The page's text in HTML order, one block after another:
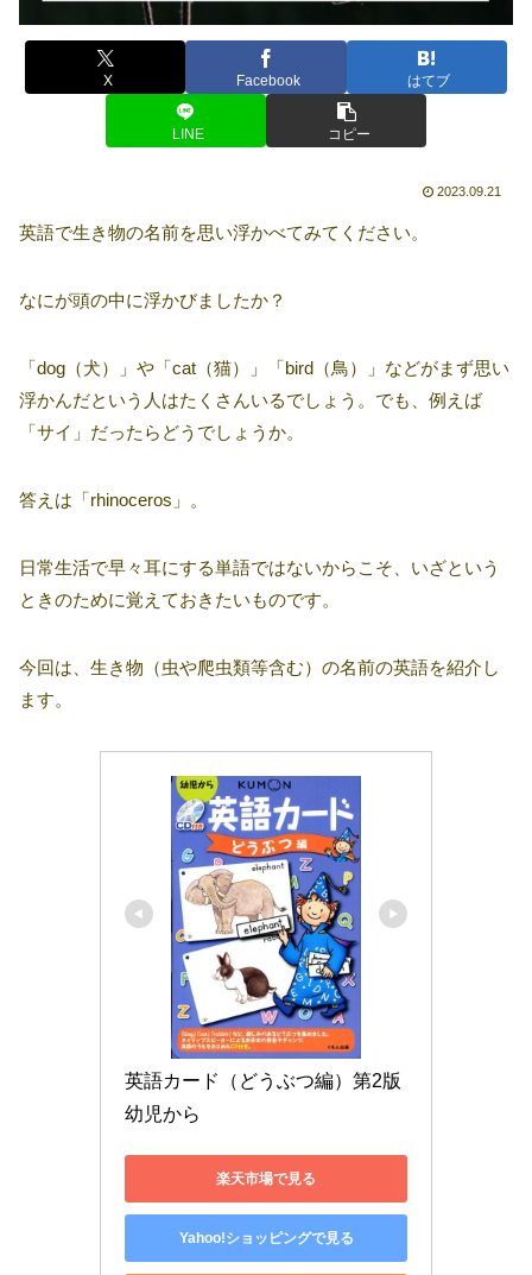
X Facebook はてブ
LINE コピー
2023.09.21
英語で生き物の名前を思い浮かべてみてください。
なにが頭の中に浮かびましたか？
「dog（犬）」や「cat（猫）」「bird（鳥）」などがまず思い
浮かんだという人はたくさんいるでしょう。でも、例えば
「サイ」だったらどうでしょうか。
答えは「rhinoceros」。
日常生活で早々耳にする単語ではないからこそ、いざという
ときのために覚えておきたいものです。
今回は、生き物（虫や爬虫類等含む）の名前の英語を紹介し
ます。
英語カード（どうぶつ編）第2版
幼児から
楽天市場で見る
Yahoo!ショッピングで見る